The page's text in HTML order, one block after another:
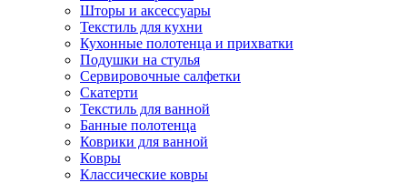
Шторы и аксессуары
Текстиль для кухни
Кухонные полотенца и прихватки
Подушки на стулья
Сервировочные салфетки
Скатерти
Текстиль для ванной
Банные полотенца
Коврики для ванной
Ковры
Классические ковры